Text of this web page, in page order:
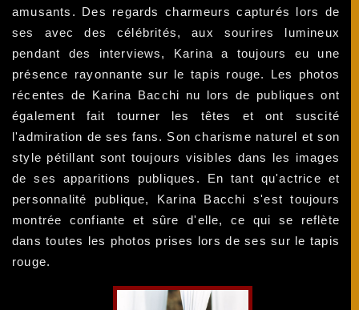
amusants. Des regards charmeurs capturés lors de
ses avec des célébrités, aux sourires lumineux
pendant des interviews, Karina a toujours eu une
présence rayonnante sur le tapis rouge. Les photos
récentes de Karina Bacchi nu lors de publiques ont
également fait tourner les têtes et ont suscité
l'admiration de ses fans. Son charisme naturel et son
style pétillant sont toujours visibles dans les images
de ses apparitions publiques. En tant qu'actrice et
personnalité publique, Karina Bacchi s'est toujours
montrée confiante et sûre d'elle, ce qui se reflète
dans toutes les photos prises lors de ses sur le tapis
rouge.